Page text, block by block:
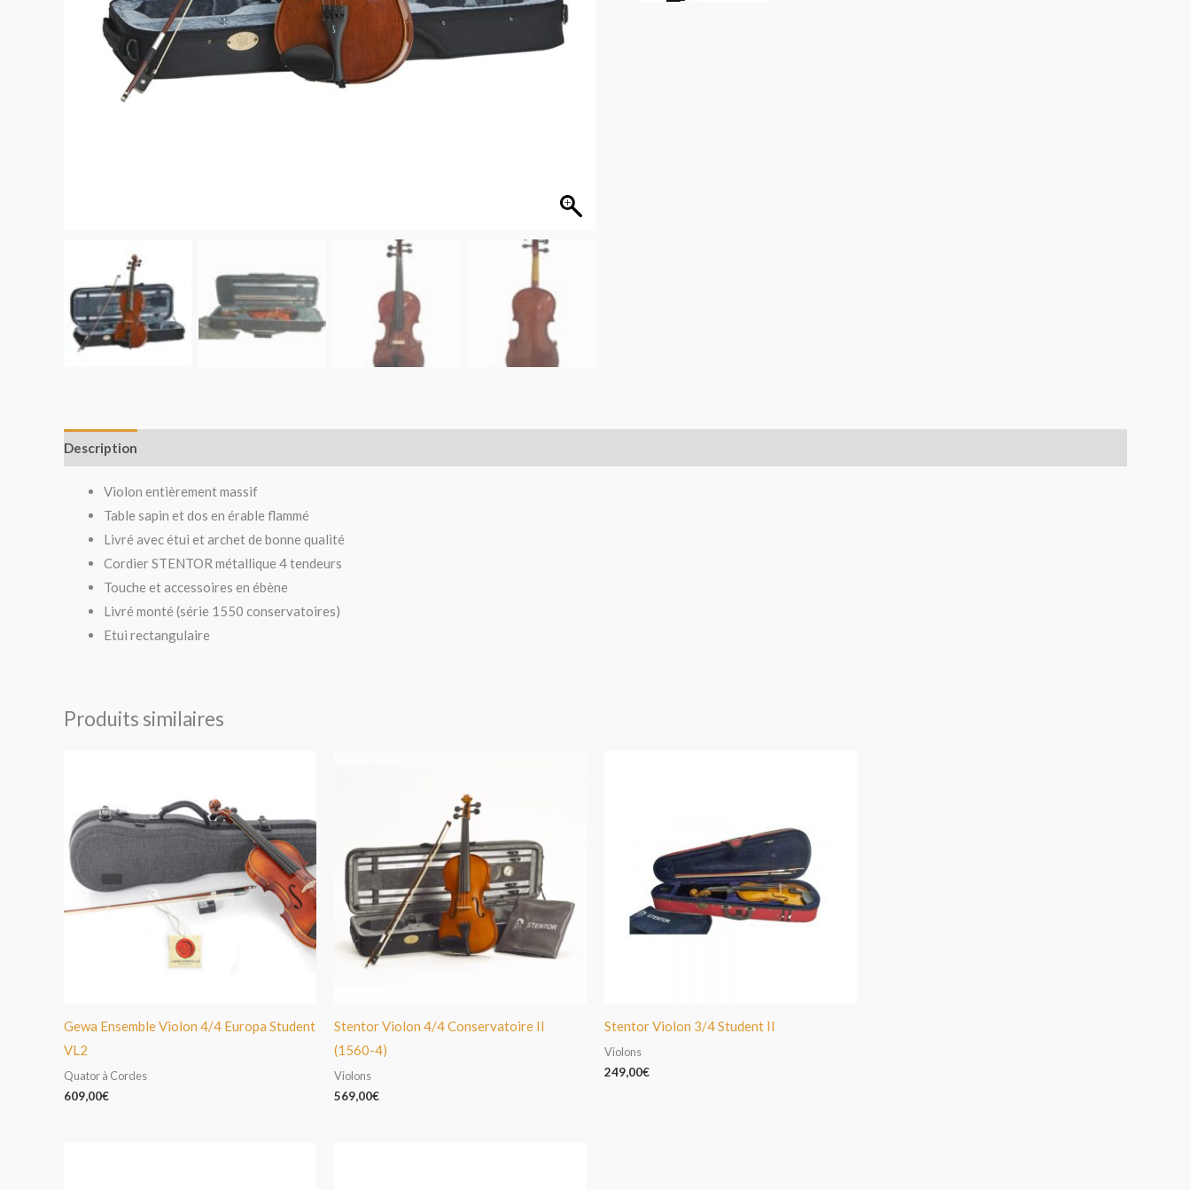
Description
Violon entièrement massif
Table sapin et dos en érable flammé
Livré avec étui et archet de bonne qualité
Cordier STENTOR métallique 4 tendeurs
Touche et accessoires en ébène
Livré monté (série 1550 conservatoires)
Etui rectangulaire
Produits similaires
Gewa Ensemble Violon 4/4 Europa Student
VL2
Quator à Cordes
609,00€
Stentor Violon 4/4 Conservatoire II
(1560-4)
Violons
569,00€
Stentor Violon 3/4 Student II
Violons
249,00€